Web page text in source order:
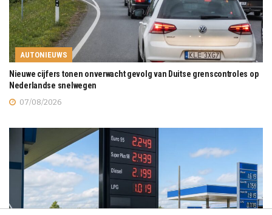
AUTONIEUWS
Nieuwe cijfers tonen onverwacht gevolg van Duitse grenscontroles op
Nederlandse snelwegen
07/08/2026